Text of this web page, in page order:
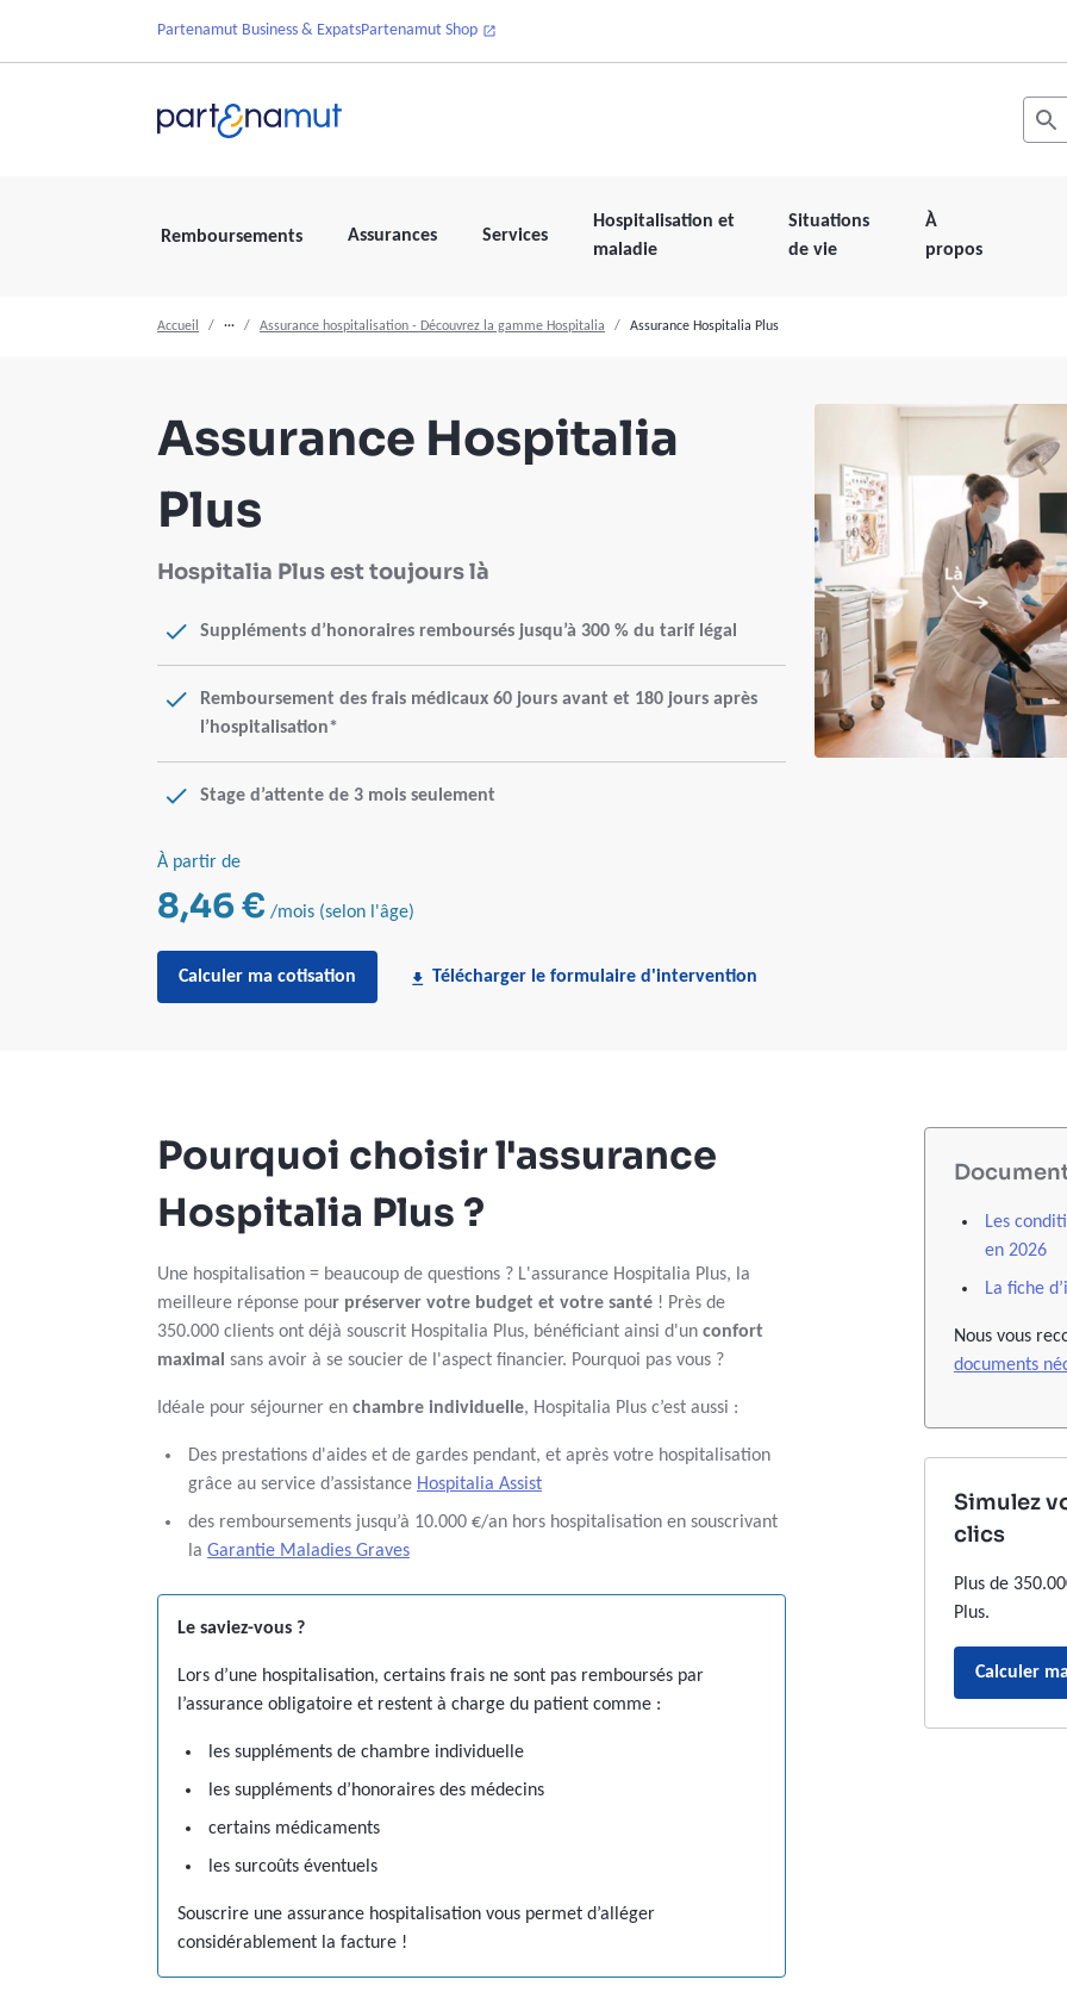
Partenamut Business & ExpatsPartenamut Shop
Les
Remboursements Assurances Services
Hospitalisation et
maladie
Situations
de vie
À
propos
Accueil ··· Assurance hospitalisation - Découvrez la gamme Hospitalia Assurance Hospitalia Plus
Assurance Hospitalia
Plus
Hospitalia Plus est toujours là
Suppléments d’honoraires remboursés jusqu’à 300 % du tarif légal
Remboursement des frais médicaux 60 jours avant et 180 jours après
l’hospitalisation*
Stage d’attente de 3 mois seulement
À partir de
8,46 € /mois (selon l'âge)
Calculer ma cotisation Télécharger le formulaire d'intervention
Les
en 2026
La fiche
Nous vous
documents
Simulez
clics
Plus de
Plus.
Calculer
Pourquoi choisir l'assurance
Hospitalia Plus ?
Une hospitalisation = beaucoup de questions ? L'assurance Hospitalia Plus, la
meilleure réponse pour préserver votre budget et votre santé ! Près de
350.000 clients ont déjà souscrit Hospitalia Plus, bénéficiant ainsi d'un confort
maximal sans avoir à se soucier de l'aspect financier. Pourquoi pas vous ?
Idéale pour séjourner en chambre individuelle, Hospitalia Plus c’est aussi :
Des prestations d'aides et de gardes pendant, et après votre hospitalisation
grâce au service d’assistance Hospitalia Assist
des remboursements jusqu’à 10.000 €/an hors hospitalisation en souscrivant
la Garantie Maladies Graves
Le saviez-vous ?
Lors d’une hospitalisation, certains frais ne sont pas remboursés par
l’assurance obligatoire et restent à charge du patient comme :
les suppléments de chambre individuelle
les suppléments d’honoraires des médecins
certains médicaments
les surcoûts éventuels
Souscrire une assurance hospitalisation vous permet d’alléger
considérablement la facture !